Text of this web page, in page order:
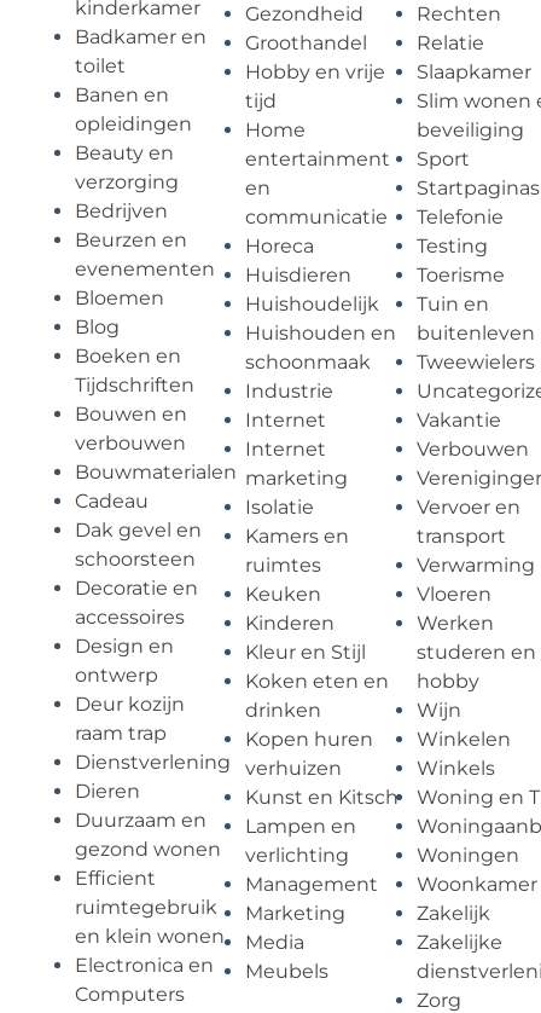
kinderkamer
Badkamer en
toilet
Banen en
opleidingen
Beauty en
verzorging
Bedrijven
Beurzen en
evenementen
Bloemen
Blog
Boeken en
Tijdschriften
Bouwen en
verbouwen
Bouwmaterialen
Cadeau
Dak gevel en
schoorsteen
Decoratie en
accessoires
Design en
ontwerp
Deur kozijn
raam trap
Dienstverlening
Dieren
Duurzaam en
gezond wonen
Efficient
ruimtegebruik
en klein wonen
Electronica en
Computers
Gezondheid
Groothandel
Hobby en vrije
tijd
Home
entertainment
en
communicatie
Horeca
Huisdieren
Huishoudelijk
Huishouden en
schoonmaak
Industrie
Internet
Internet
marketing
Isolatie
Kamers en
ruimtes
Keuken
Kinderen
Kleur en Stijl
Koken eten en
drinken
Kopen huren
verhuizen
Kunst en Kitsch
Lampen en
verlichting
Management
Marketing
Media
Meubels
Rechten
Relatie
Slaapkamer
Slim wonen
beveiliging
Sport
Startpaginas
Telefonie
Testing
Toerisme
Tuin en
buitenleven
Tweewielers
Vakantie
Verbouwen
Vervoer en
transport
Verwarming
Vloeren
Werken
studeren en
hobby
Wijn
Winkelen
Winkels
Woning en
Woningen
Woonkamer
Zakelijk
Zakelijke
Zorg